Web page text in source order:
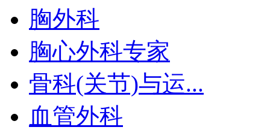
胸外科
胸心外科专家
骨科(关节)与运...
血管外科